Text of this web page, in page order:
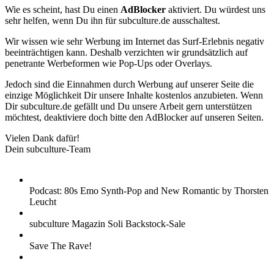
Wie es scheint, hast Du einen AdBlocker aktiviert. Du würdest uns
sehr helfen, wenn Du ihn für subculture.de ausschaltest.
Wir wissen wie sehr Werbung im Internet das Surf-Erlebnis negativ
beeinträchtigen kann. Deshalb verzichten wir grundsätzlich auf
penetrante Werbeformen wie Pop-Ups oder Overlays.
Jedoch sind die Einnahmen durch Werbung auf unserer Seite die
einzige Möglichkeit Dir unsere Inhalte kostenlos anzubieten. Wenn
Dir subculture.de gefällt und Du unsere Arbeit gern unterstützen
möchtest, deaktiviere doch bitte den AdBlocker auf unseren Seiten.
Vielen Dank dafür!
Dein subculture-Team
Podcast: 80s Emo Synth-Pop and New Romantic by Thorsten
Leucht
subculture Magazin Soli Backstock-Sale
Save The Rave!